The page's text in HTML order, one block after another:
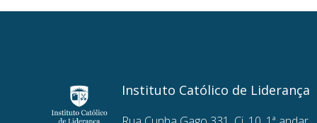
Instituto Católico de Liderança